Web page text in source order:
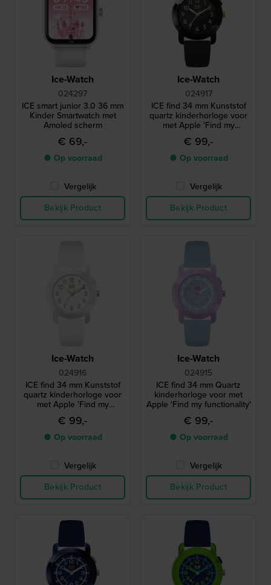
Ice-Watch
024297
ICE smart junior 3.0 36 mm
Kinder Smartwatch met
Amoled scherm
€ 69,-
● Op voorraad
Vergelijk
Bekijk Product
Ice-Watch
024917
ICE find 34 mm Kunststof
quartz kinderhorloge voor
met Apple 'Find my
functionality'
€ 99,-
● Op voorraad
Vergelijk
Bekijk Product
Ice-Watch
024916
ICE find 34 mm Kunststof
quartz kinderhorloge voor
met Apple 'Find my
functionality'
€ 99,-
● Op voorraad
Vergelijk
Bekijk Product
Ice-Watch
024915
ICE find 34 mm Quartz
kinderhorloge voor met
Apple 'Find my functionality'
€ 99,-
● Op voorraad
Vergelijk
Bekijk Product